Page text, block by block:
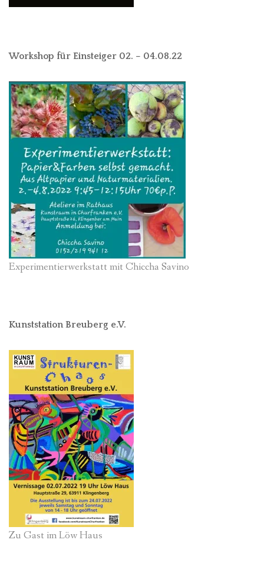
Workshop für Einsteiger 02. – 04.08.22
Experimentierwerkstatt mit Chiccha Savino
Kunststation Breuberg e.V.
Zu Gast im Löw Haus